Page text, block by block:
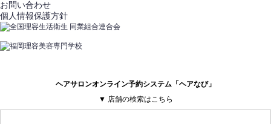
お問い合わせ
個人情報保護方針
ヘアサロンオンライン予約システム「ヘアなび」
▼ 店舗の検索はこちら